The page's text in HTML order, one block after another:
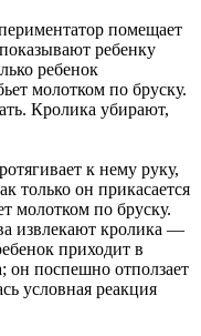
помещает
ребенку
ребенок
молотком по бруску.
Кролика убирают,
к нему руку,
только он прикасается
молотком по бруску.
извлекают кролика —
приходит в
он поспешно отползает
условная реакция